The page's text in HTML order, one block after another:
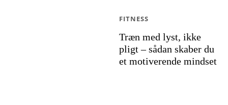
Træn med lyst, ikke
pligt – sådan skaber du
et motiverende mindset
FITNESS